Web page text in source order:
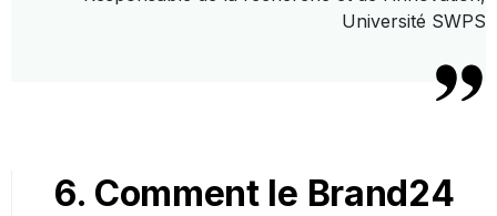
Université SWPS
6. Comment le Brand24